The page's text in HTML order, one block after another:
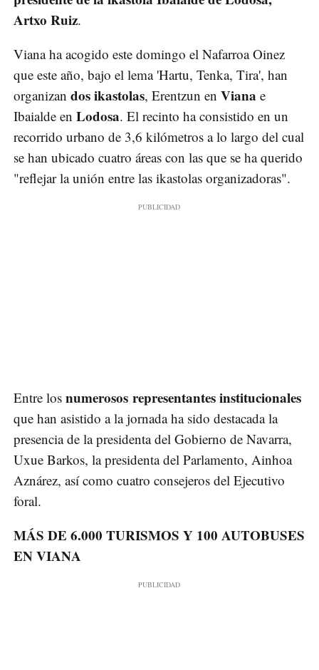
Artxo Ruiz.
Viana ha acogido este domingo el Nafarroa Oinez
que este año, bajo el lema 'Hartu, Tenka, Tira', han
organizan dos ikastolas, Erentzun en Viana e
Ibaialde en Lodosa. El recinto ha consistido en un
recorrido urbano de 3,6 kilómetros a lo largo del cual
se han ubicado cuatro áreas con las que se ha querido
"reflejar la unión entre las ikastolas organizadoras".
Entre los numerosos representantes institucionales
que han asistido a la jornada ha sido destacada la
presencia de la presidenta del Gobierno de Navarra,
Uxue Barkos, la presidenta del Parlamento, Ainhoa
Aznárez, así como cuatro consejeros del Ejecutivo
foral.
MÁS DE 6.000 TURISMOS Y 100 AUTOBUSES
EN VIANA